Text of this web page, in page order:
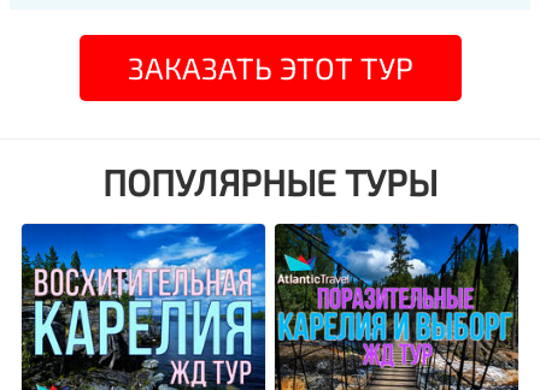
ЗАКАЗАТЬ ЭТОТ ТУР
ПОПУЛЯРНЫЕ ТУРЫ